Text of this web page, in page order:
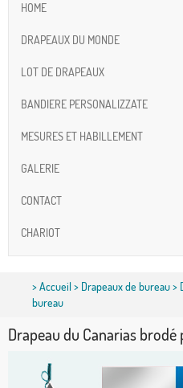
HOME
DRAPEAUX DU MONDE
LOT DE DRAPEAUX
BANDIERE PERSONALIZZATE
MESURES ET HABILLEMENT
GALERIE
CONTACT
CHARIOT
>Accueil> Drapeaux de bureau>
bureau
Drapeau du Canarias